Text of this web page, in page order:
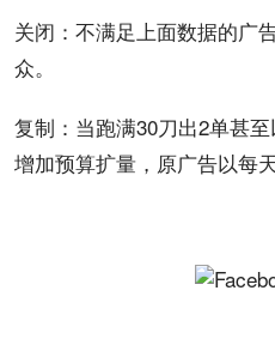
关闭：不满足上面数据的广
众。
复制：当跑满30刀出2单甚
增加预算扩量，原广告以每